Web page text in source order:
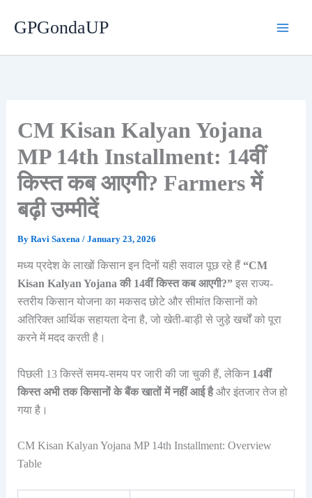
GPGondaUP
CM Kisan Kalyan Yojana
MP 14th Installment: 14वीं
किस्त कब आएगी? Farmers में
बढ़ी उम्मीदें
By Ravi Saxena / January 23, 2026
मध्य प्रदेश के लाखों किसान इन दिनों यही सवाल पूछ रहे हैं “CM
Kisan Kalyan Yojana की 14वीं किस्त कब आएगी?”इस राज्य-
स्तरीय किसान योजना का मकसद छोटे और सीमांत किसानों को
अतिरिक्त आर्थिक सहायता देना है, जो खेती-बाड़ी से जुड़े खर्चों को पूरा
करने में मदद करती है।
पिछली 13 किस्तें समय-समय पर जारी की जा चुकी हैं, लेकिन 14वीं
किस्त अभी तक किसानों के बैंक खातों में नहीं आई हैऔर इंतजार तेज हो
गया है।
CM Kisan Kalyan Yojana MP 14th Installment: Overview
Table